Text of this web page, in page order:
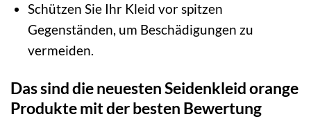
Schützen Sie Ihr Kleid vor spitzen
Gegenständen, um Beschädigungen zu
vermeiden.
Das sind die neuesten Seidenkleid orange
Produkte mit der besten Bewertung